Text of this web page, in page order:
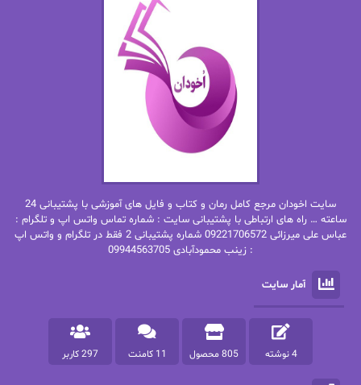
امیر فرهی
باران
بهار سلطانی
بهاره شیرازی
بهاره.م
بیتا فرخی
پاتریشیا ویلسون پرتو فرهمند
پرستو اسحقی
پرستو مهاجر
پرهام رسولی
پروانه قدیمی پروانه محمدی
سایت اخودان مرجع کامل رمان و کتاب و فایل های آموزشی با پشتیبانی 24
ساعته … راه های ارتباطی با پشتیبانی سایت : شماره تماس واتس اپ و تلگرام :
عباس علی میرزائی 09221706572 شماره پشتیبانی 2 فقط در تلگرام و واتس اپ
: زینب محمودآبادی 09944563705
آمار سایت
4 نوشته 805 محصول 11 کامنت 297 کاربر